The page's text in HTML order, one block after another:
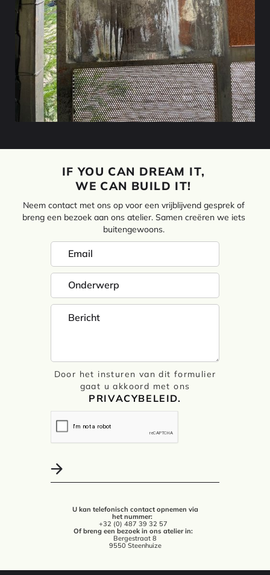
IF YOU CAN DREAM IT,
WE CAN BUILD IT!
Neem contact met ons op voor een vrijblijvend gesprek of
breng een bezoek aan ons atelier. Samen creëren we iets
buitengewoons.
Door het insturen van dit formulier
gaat u akkoord met ons
PRIVACYBELEID.
U kan telefonisch contact opnemen via
het nummer:
+32 (0) 487 39 32 57
Of breng een bezoek in ons atelier in:
Bergestraat 8
9550 Steenhuize